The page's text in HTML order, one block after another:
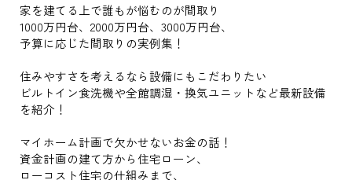
家を建てる上で誰もが悩むのが間取り
1000万円台、2000万円台、3000万円台、
予算に応じた間取りの実例集！
住みやすさを考えるなら設備にもこだわりたい
ビルトイン食洗機や全館調湿・換気ユニットなど最新設備
を紹介！
マイホーム計画で欠かせないお金の話！
資金計画の建て方から住宅ローン、
ローコスト住宅の仕組みまで、